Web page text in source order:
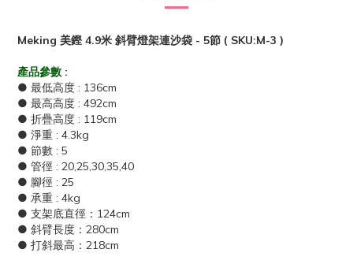
Meking 美鏗 4.9米 斜臂燈架連沙袋 - 5節 ( SKU:M-3 )
產品參數 :
● 最低高度 : 136cm
● 最高高度 : 492cm
● 折疊高度 : 119cm
● 淨重 : 4.3kg
● 節數 : 5
● 管徑 : 20,25,30,35,40
● 腳徑 : 25
● 承重 : 4kg
● 支架底直徑：124cm
● 斜臂長度：280cm
● 打斜最高：218cm